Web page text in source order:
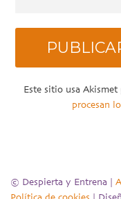
Este sitio usa Akismet
procesan
© Despierta y Entrena |